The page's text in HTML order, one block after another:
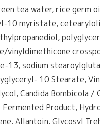
tea water, rice germ
10 myristate,
vinyldimethicone
13, sodium
10 Stearate,
Candida Bombicola /
Fermented Product,
Allantoin, Glycosyl